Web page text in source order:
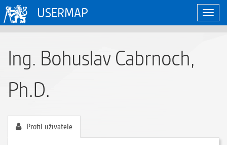
USERMAP
Ing. Bohuslav Cabrnoch,
Ph.D.
Profil uživatele